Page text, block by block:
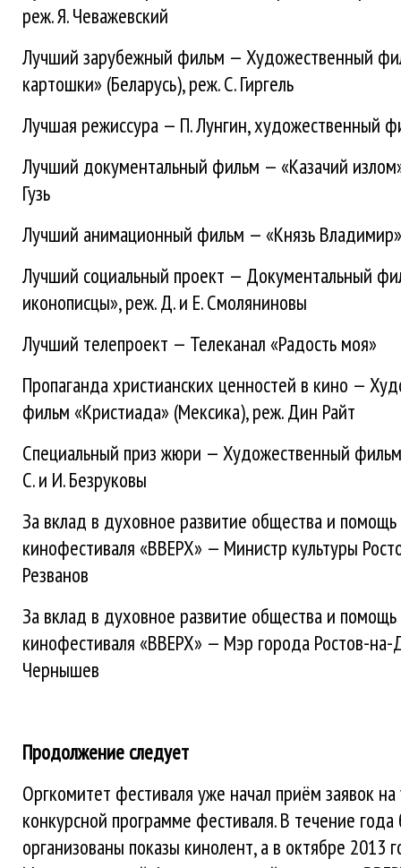
реж. Я. Чеважевский
Лучший зарубежный фильм — Художественный
картошки» (Беларусь), реж. С. Гиргель
Лучшая режиссура — П. Лунгин, художественный
Лучший документальный фильм — «Казачий
Гузь
Лучший анимационный фильм — «Князь
Лучший социальный проект — Документальный
иконописцы», реж. Д. и Е. Смоляниновы
Лучший телепроект — Телеканал «Радость моя»
Пропаганда христианских ценностей в кино —
фильм «Кристиада» (Мексика), реж. Дин Райт
Специальный приз жюри — Художественный фильм
С. и И. Безруковы
За вклад в духовное развитие общества и помощь
кинофестиваля «ВВЕРХ» — Министр культуры
Резванов
За вклад в духовное развитие общества и помощь
кинофестиваля «ВВЕРХ» — Мэр города Ростов-
Чернышев
Продолжение следует
Оргкомитет фестиваля уже начал приём заявок на
конкурсной программе фестиваля. В течение года
организованы показы кинолент, а в октябре 2013